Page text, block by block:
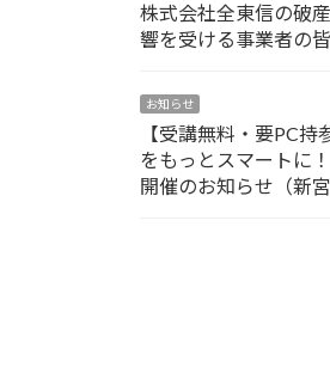
株式会社全東信の破
響を受ける事業者の
お知らせ
【受講無料・要PC
をもっとスマートに
開催のお知らせ（新